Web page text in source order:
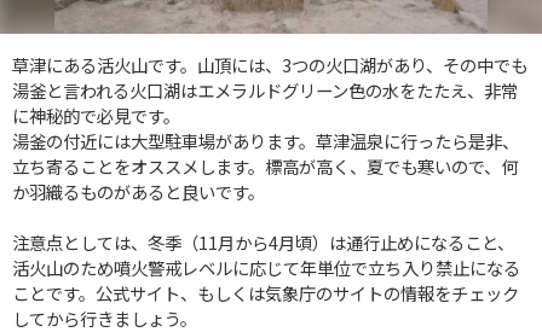
草津にある活火山です。山頂には、3つの火口湖があり、その中でも
湯釜と言われる火口湖はエメラルドグリーン色の水をたたえ、非常
に神秘的で必見です。
湯釜の付近には大型駐車場があります。草津温泉に行ったら是非、
立ち寄ることをオススメします。標高が高く、夏でも寒いので、何
か羽織るものがあると良いです。
注意点としては、冬季（11月から4月頃）は通行止めになること、
活火山のため噴火警戒レベルに応じて年単位で立ち入り禁止になる
ことです。公式サイト、もしくは気象庁のサイトの情報をチェック
してから行きましょう。